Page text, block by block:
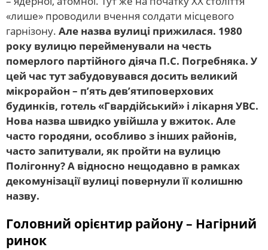
«лише» проводили вчення солдати місцевого
гарнізону. Але назва вулиці прижилася. 1980
року вулицю перейменували на честь
померлого партійного діяча П.С. Погребняка. У
цей час тут забудовувався досить великий
мікрорайон – п’ять дев’ятиповерхових
будинків, готель «Гвардійський» і лікарня УВС.
Нова назва швидко увійшла у вжиток. Але
часто городяни, особливо з інших районів,
часто запитували, як пройти на вулицю
Полігонну? А відносно нещодавно в рамках
декомунізації вулиці повернули її колишню
назву.
Головний орієнтир району – Нагірний
ринок